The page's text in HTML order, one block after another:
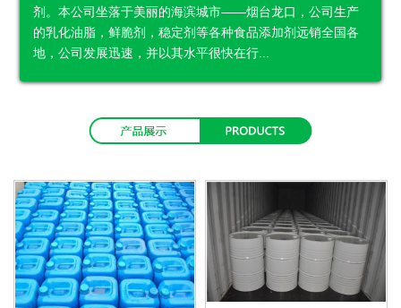
剂。本公司坐落于美丽的海滨城市——烟台龙口，公司生产
的乳化油脂，鲜脆剂，稳定剂等各种食品添加剂远销全国各
地，公司发展迅速，并以其水平很快在行...